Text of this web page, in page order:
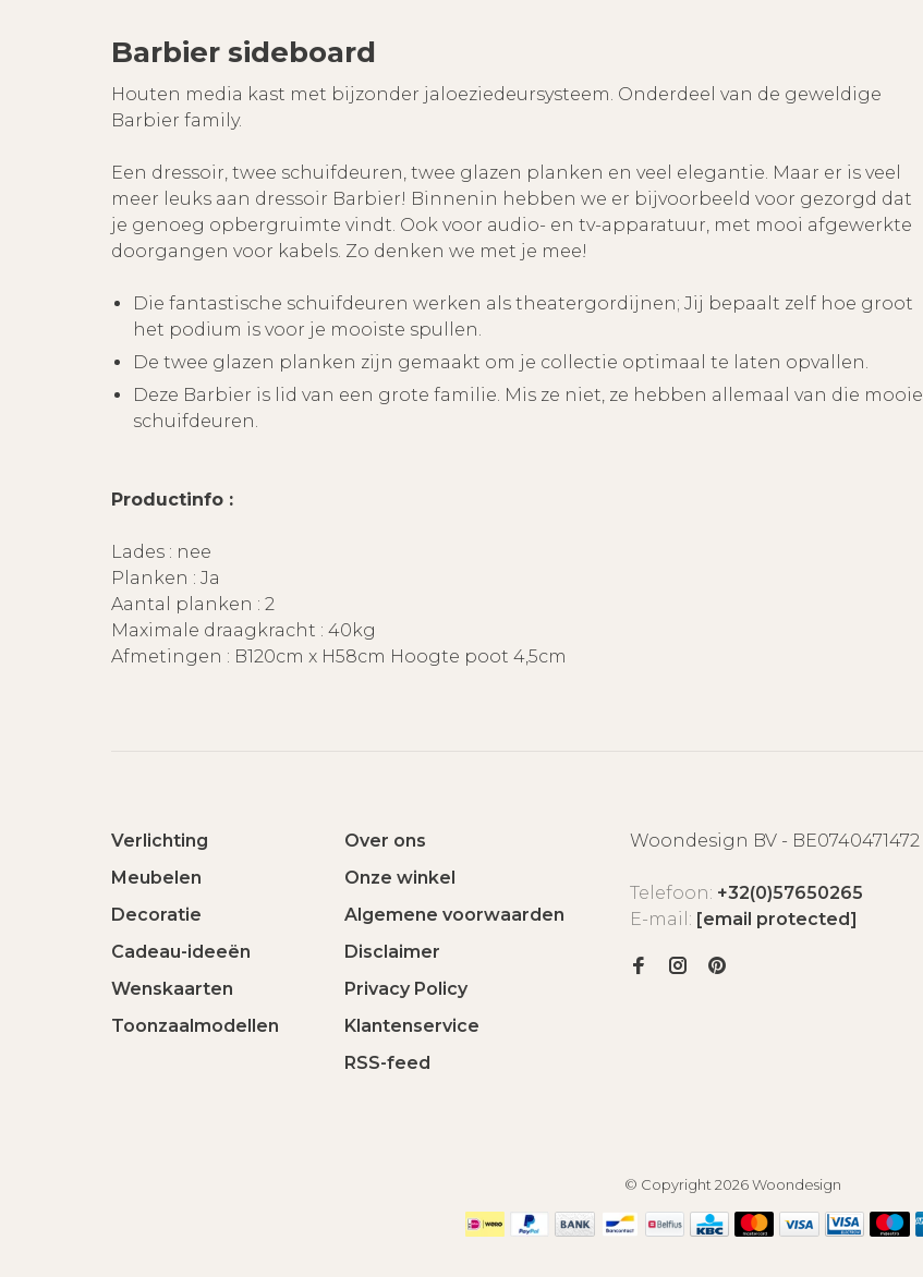
Barbier sideboard
Houten media kast met bijzonder jaloeziedeursysteem. Onderdeel van de geweldige
Barbier family.
Een dressoir, twee schuifdeuren, twee glazen planken en veel elegantie. Maar er is veel
meer leuks aan dressoir Barbier! Binnenin hebben we er bijvoorbeeld voor gezorgd dat
je genoeg opbergruimte vindt. Ook voor audio- en tv-apparatuur, met mooi afgewerkte
doorgangen voor kabels. Zo denken we met je mee!
Die fantastische schuifdeuren werken als theatergordijnen; Jij bepaalt zelf hoe groot
het podium is voor je mooiste spullen.
De twee glazen planken zijn gemaakt om je collectie optimaal te laten opvallen.
Deze Barbier is lid van een grote familie. Mis ze niet, ze hebben allemaal van die mooie
schuifdeuren.
Productinfo :
Lades : nee
Planken : Ja
Aantal planken : 2
Maximale draagkracht : 40kg
Afmetingen : B120cm x H58cm Hoogte poot 4,5cm
Verlichting
Meubelen
Decoratie
Cadeau-ideeën
Wenskaarten
Toonzaalmodellen
Over ons
Onze winkel
Algemene voorwaarden
Disclaimer
Privacy Policy
Klantenservice
RSS-feed
Woondesign BV - BE0740471472
Telefoon: +32(0)57650265
E-mail: [email protected]
© Copyright 2026 Woondesign